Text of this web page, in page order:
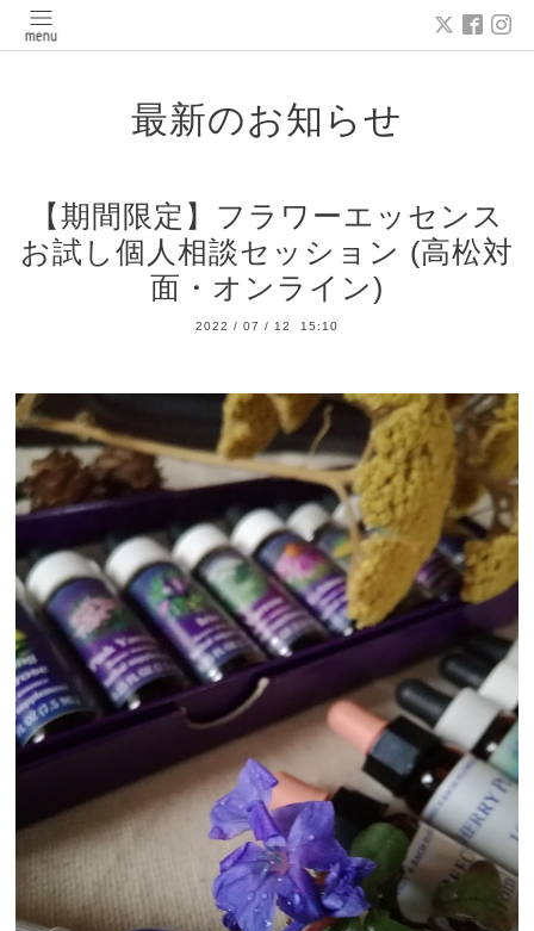
最新のお知らせ
【期間限定】フラワーエッセンス
お試し個人相談セッション (高松対
面・オンライン)
2022 / 07 / 12 15:10